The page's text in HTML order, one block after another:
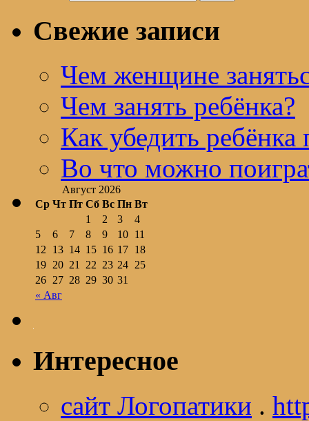
Свежие записи
Чем женщине
Чем занять ребёнка?
Как убедить ребёнка
Во что можно
Август 2026
Ср Чт Пт Сб Вс Пн Вт
« Авг
1 2 3
4
5
6 7 8 9 10 11
12
13 14 15 16 17 18
19 20 21 22 23 24 25
26 27 28 29 30 31
Интересное
сайт Логопатики .